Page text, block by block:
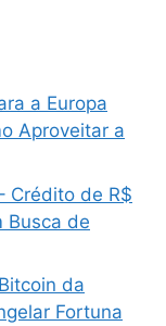
a Europa
Aproveitar a
Crédito de R$
Busca de
da
Fortuna